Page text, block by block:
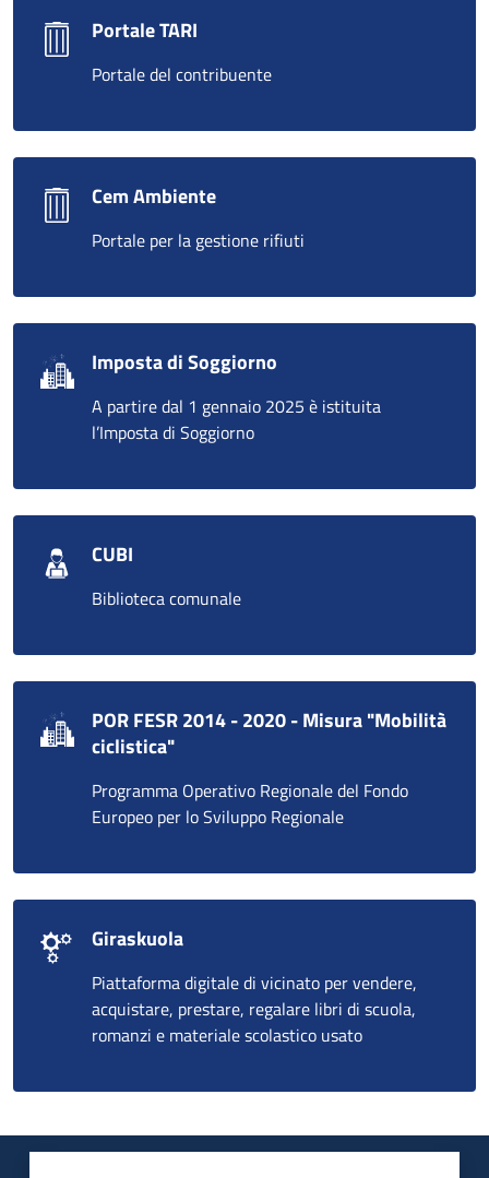
Portale TARI
Portale del contribuente
Cem Ambiente
Portale per la gestione rifiuti
Imposta di Soggiorno
A partire dal 1 gennaio 2025 è istituita
l’Imposta di Soggiorno
CUBI
Biblioteca comunale
POR FESR 2014 - 2020 - Misura "Mobilità
ciclistica"
Programma Operativo Regionale del Fondo
Europeo per lo Sviluppo Regionale
Giraskuola
Piattaforma digitale di vicinato per vendere,
acquistare, prestare, regalare libri di scuola,
romanzi e materiale scolastico usato